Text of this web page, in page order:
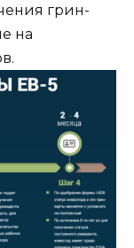
грин-
на